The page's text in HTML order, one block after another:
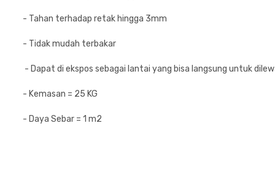
- Tahan terhadap retak hingga 3mm
- Tidak mudah terbakar
- Dapat di ekspos sebagai lantai yang bisa langsung untuk
- Kemasan = 25 KG
- Daya Sebar = 1 m2